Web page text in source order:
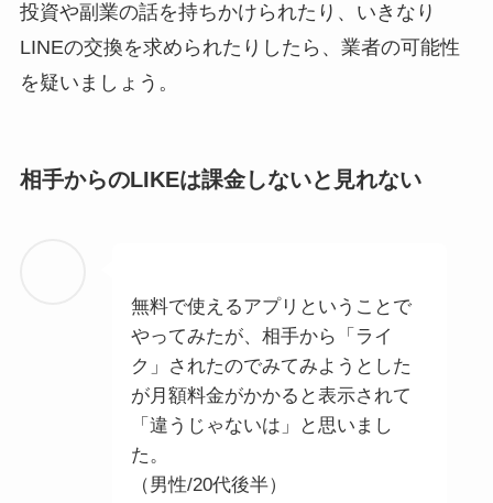
投資や副業の話を持ちかけられたり、いきなり
LINEの交換を求められたりしたら、業者の可能性
を疑いましょう。
相手からのLIKEは課金しないと見れない
無料で使えるアプリということで
やってみたが、相手から「ライ
ク」されたのでみてみようとした
が月額料金がかかると表示されて
「違うじゃないは」と思いまし
た。
（男性/20代後半）